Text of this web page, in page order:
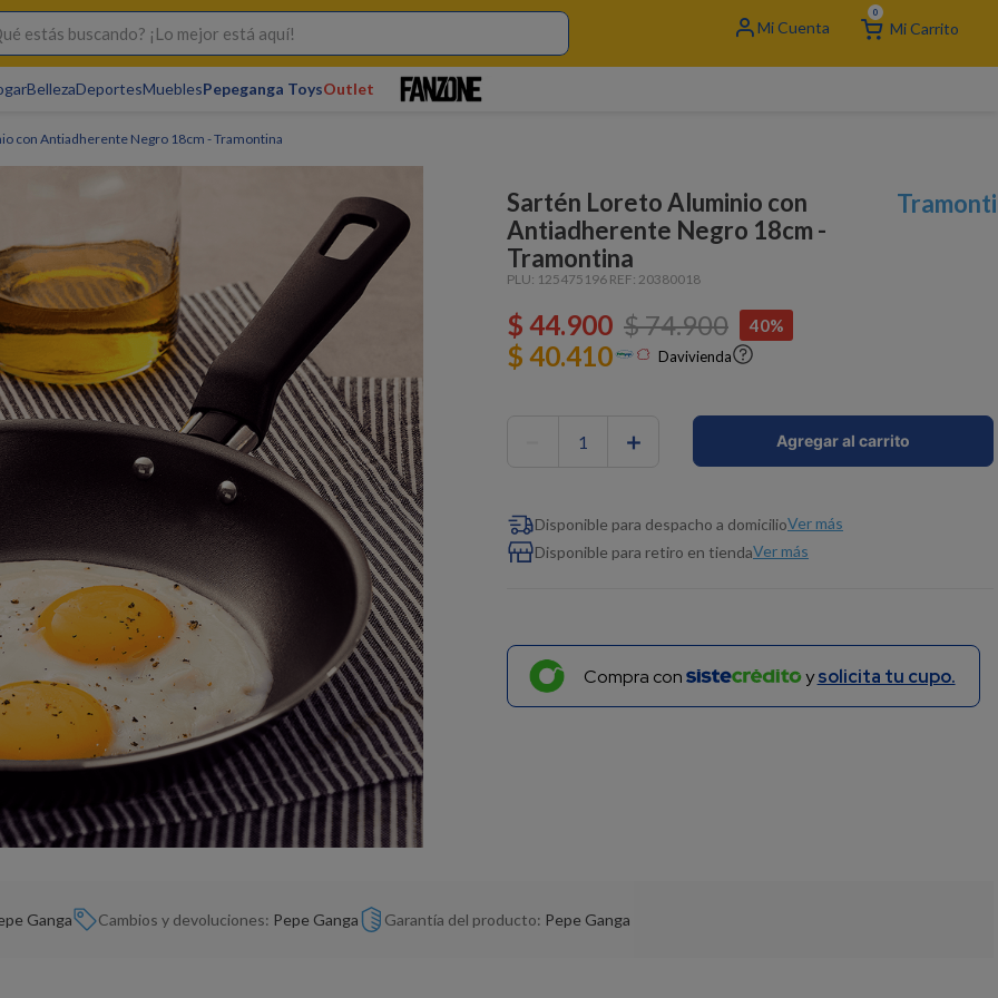
buscando? ¡Lo mejor está aquí! 0
BellezaDeportesMueblesPepeganga ToysOutlet
con Antiadherente Negro 18cm - Tramontina
Sartén Loreto Aluminio con
Antiadherente Negro 18cm -
Tramontina
PLU: 125475196 REF: 20380018
$ 44.900 $74.900 40%
$ 40.410 Davivienda
＋ Agregar al carrito
Disponible para despacho a domicilioVer más
Disponible para retiro en tiendaVer más
Compra con ysolicita tu cupo.
Ganga Cambios y devoluciones: Pepe Ganga Garantía del producto: Pepe Ganga